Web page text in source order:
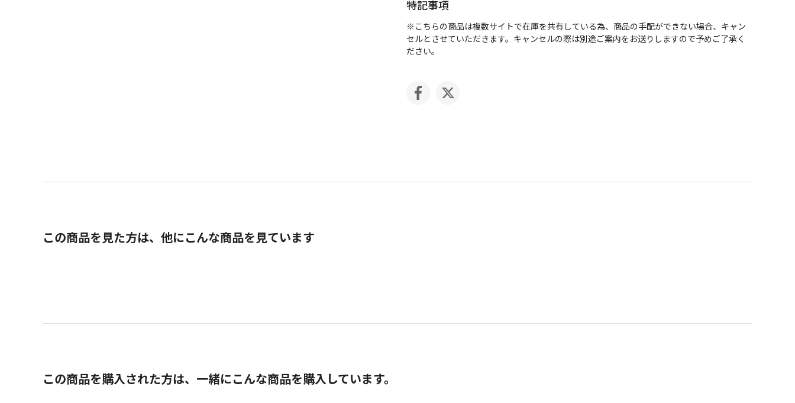
特記事項
※こちらの商品は複数サイトで在庫を共有している為、商品の手配ができない場合、キャン
セルとさせていただきます。キャンセルの際は別途ご案内をお送りしますので予めご了承く
ださい。
この商品を見た方は、他にこんな商品を見ています
この商品を購入された方は、一緒にこんな商品を購入しています。